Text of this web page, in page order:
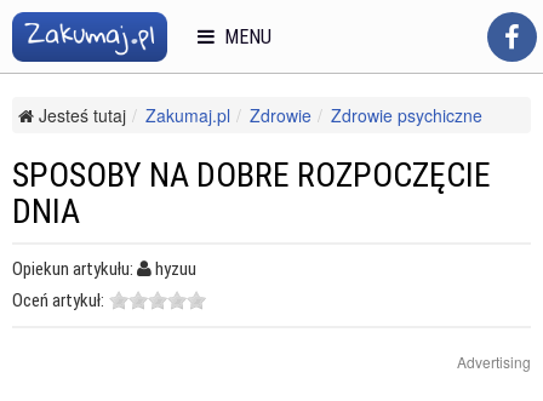
Jesteś tutaj Zakumaj.pl Zdrowie
Zdrowie psychiczne
SPOSOBY NA DOBRE ROZPOCZĘCIE
DNIA
Opiekun artykułu:
hyzuu
Oceń artykuł:
Advertising
MENU